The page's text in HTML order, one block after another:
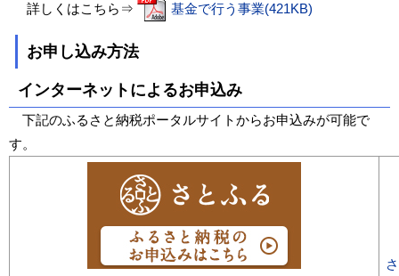
詳しくはこちら⇒ 基金で行う事業(421KB)
お申し込み方法
インターネットによるお申込み
下記のふるさと納税ポータルサイトからお申込みが可能で
す。